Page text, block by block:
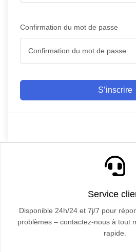
Confirmation du mot de passe
S’inscrire
Service
Disponible 24h/24 et 7j/7 pour
problèmes – contactez-nous à tout
rapide.